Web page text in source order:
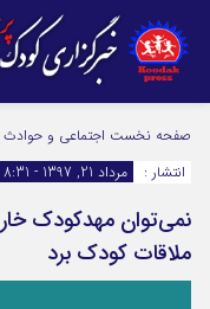
صفحه نخست اجتماعی و حوادث
انتشار :
مرداد 21, 1397 - 8:31 ق.ظ
نمی‌توان مهدکودک
ملاقات کودک برد